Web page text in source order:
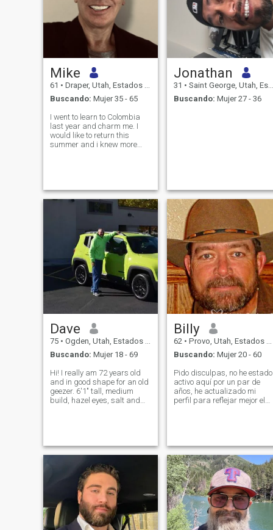
Mike
61 • Draper, Utah, Estados Unidos
Buscando: Mujer 35 - 65
I went to learn to Colombia
last year and charm me. I
would like to return this
summer and i knew more
Jonathan
31 • Saint George, Utah, Estados Unidos
Buscando: Mujer 27 - 36
Dave
75 • Ogden, Utah, Estados Unidos
Buscando: Mujer 18 - 69
Hi! I really am 72 years old
and in good shape for an old
geezer. 6'1" tall, medium
build, hazel eyes, salt and
and giving each other
Billy
62 • Provo, Utah, Estados Unidos
Buscando: Mujer 20 - 60
Pido disculpas, no he estado
activo aquí por un par de
años, he actualizado mi
perfil para reflejar mejor el
familia, amigos o mis
Disfruta de la cultura, la
historia, la tecnología, la
danza, las personas y los
puntos de vista alternativos.
Soy un empático, así que
siento más que la persona
promedio. Casado una vez,
durante 30 años, mi divorcio